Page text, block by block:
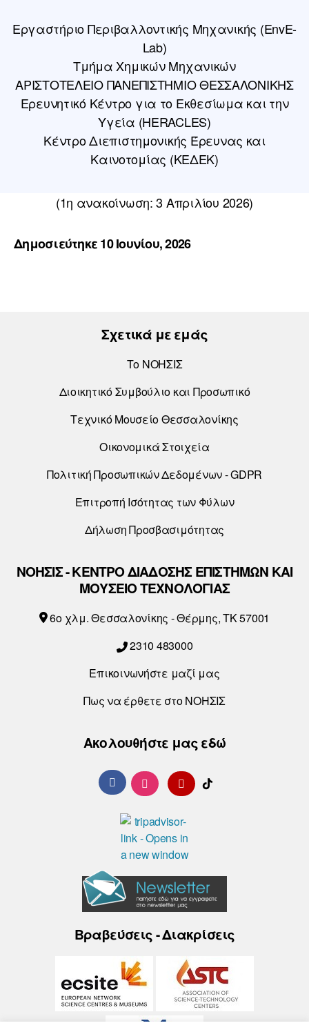
Εργαστήριο Περιβαλλοντικής Μηχανικής (EnvE-
Lab)
Τμήμα Χημικών Μηχανικών
ΑΡΙΣΤΟΤΕΛΕΙΟ ΠΑΝΕΠΙΣΤΗΜΙΟ ΘΕΣΣΑΛΟΝΙΚΗΣ
Ερευνητικό Κέντρο για το Εκθεσίωμα και την
Υγεία (HERACLES)
Κέντρο Διεπιστημονικής Έρευνας και
Καινοτομίας (ΚΕΔΕΚ)
(1η ανακοίνωση: 3 Απριλίου 2026)
Δημοσιεύτηκε 10 Ιουνίου, 2026
Σχετικά με εμάς
Το ΝΟΗΣΙΣ
Διοικητικό Συμβούλιο και Προσωπικό
Τεχνικό Μουσείο Θεσσαλονίκης
Οικονομικά Στοιχεία
Πολιτική Προσωπικών Δεδομένων - GDPR
Επιτροπή Ισότητας των Φύλων
Δήλωση Προσβασιμότητας
ΝΟΗΣΙΣ - ΚΕΝΤΡΟ ΔΙΑΔΟΣΗΣ ΕΠΙΣΤΗΜΩΝ ΚΑΙ
ΜΟΥΣΕΙΟ ΤΕΧΝΟΛΟΓΙΑΣ
6o χλμ. Θεσσαλονίκης - Θέρμης, ΤΚ 57001
2310 483000
Επικοινωνήστε μαζί μας
Πως να έρθετε στο ΝΟΗΣΙΣ
Ακολουθήστε μας εδώ
Βραβεύσεις - Διακρίσεις